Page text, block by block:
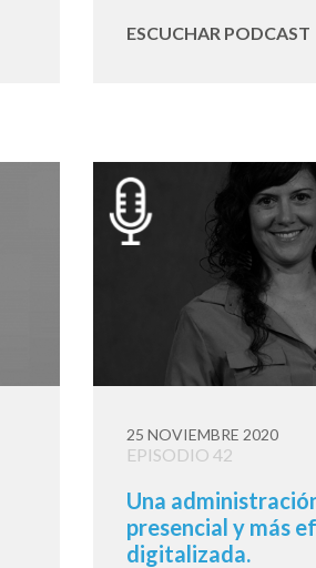
ESCUCHAR PODCAST
25 NOVIEMBRE 2020
EPISODIO 42
Una
presencial y más
digitalizada.